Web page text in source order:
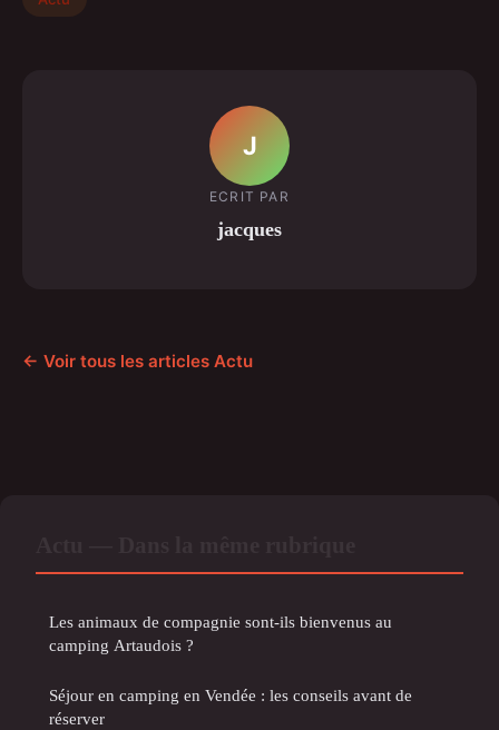
J
ECRIT PAR
jacques
← Voir tous les articles Actu
Les animaux de compagnie sont-ils bienvenus au
camping Artaudois ?
Séjour en camping en Vendée : les conseils avant de
réserver